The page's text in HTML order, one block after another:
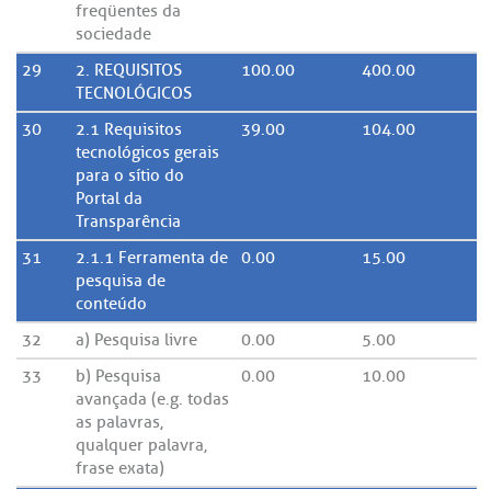
freqüentes da
sociedade
29
2. REQUISITOS
TECNOLÓGICOS
100.00 400.00
30
2.1 Requisitos
tecnológicos gerais
para o sítio do
Portal da
Transparência
39.00 104.00
31
2.1.1 Ferramenta de
pesquisa de
conteúdo
0.00 15.00
32 a) Pesquisa livre 0.00
5.00
33
b) Pesquisa
avançada (e.g. todas
as palavras,
qualquer palavra,
frase exata)
0.00 10.00